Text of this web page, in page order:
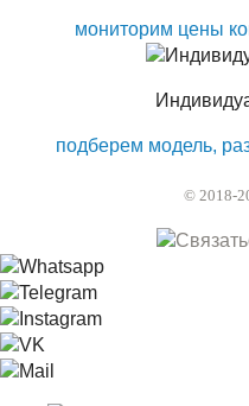
мониторим цены
подберем модель,
© 2018-